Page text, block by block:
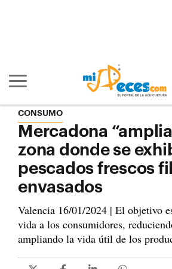
Mostrar/ocultar navegación principal
CONSUMO
Mercadona
zona donde se
pescados frescos
envasados
Valencia 16/01/2024 | El objetivo
vida a los consumidores,
ampliando la vida útil de los